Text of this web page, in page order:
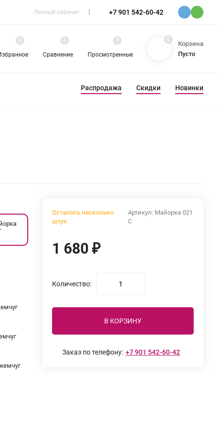
Личный кабинет +7 901 542-60-42
0
Сравнение
0
Просмотренные
0 0
Корзина
Пусто
Распродажа Скидки Новинки
Артикул: Майорка 021
С
Осталось несколько
штук
1 680₽
Количество:
В КОРЗИНУ
Заказ по телефону: +7 901 542-60-42